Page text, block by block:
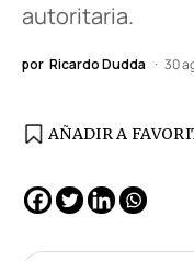
autoritaria.
por Ricardo Dudda 30
AÑADIR A